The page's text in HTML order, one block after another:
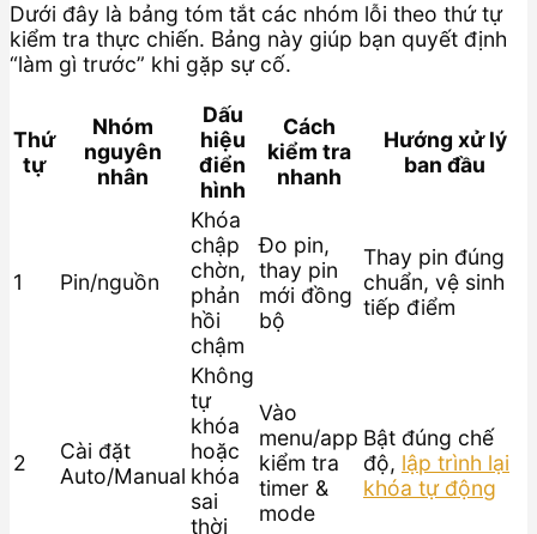
Dưới đây là bảng tóm tắt các nhóm lỗi theo thứ tự
kiểm tra thực chiến. Bảng này giúp bạn quyết định
“làm gì trước” khi gặp sự cố.
Thứ
tự
Nhóm
nguyên
nhân
Dấu
hiệu
điển
hình
Cách
kiểm tra
nhanh
Hướng xử lý
ban đầu
1 Pin/nguồn
Khóa
chập
chờn,
phản
hồi
chậm
Đo pin,
thay pin
mới đồng
bộ
Thay pin đúng
chuẩn, vệ sinh
tiếp điểm
2
Cài đặt
Auto/Manual
Không
tự
khóa
hoặc
khóa
sai
thời
Vào
menu/app
kiểm tra
timer &
mode
Bật đúng chế
độ, lập trình lại
khóa tự động